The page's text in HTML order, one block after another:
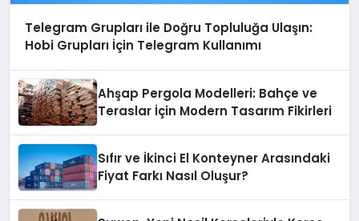
Telegram Grupları ile Doğru Topluluğa Ulaşın:
Hobi Grupları İçin Telegram Kullanımı
Ahşap Pergola Modelleri: Bahçe ve
Teraslar İçin Modern Tasarım Fikirleri
Sıfır ve İkinci El Konteyner Arasındaki
Fiyat Farkı Nasıl Oluşur?